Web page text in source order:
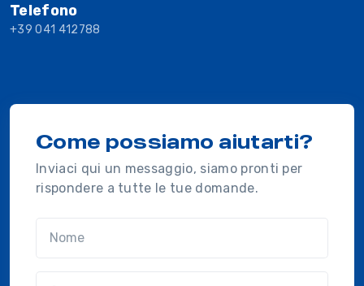
Telefono
+39 041 412788
Come possiamo aiutarti?
Inviaci qui un messaggio, siamo pronti per
rispondere a tutte le tue domande.